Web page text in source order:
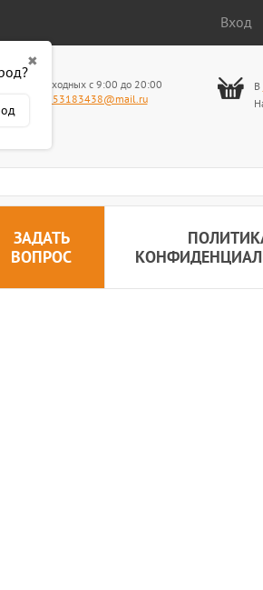
✖
Вход
без выходных с 9:00 до 20:00
89653183438@mail.ru
В
ЗАДАТЬ
ВОПРОС